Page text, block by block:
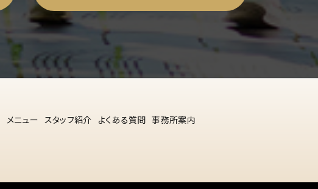
メニュー スタッフ紹介 よくある質問 事務所案内